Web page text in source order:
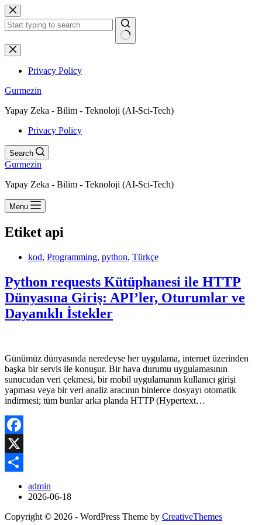
Skip
to
content
No
results
Privacy Policy
Gurmezin
Yapay Zeka - Bilim - Teknoloji (AI-Sci-Tech)
Privacy Policy
Search
Gurmezin
Yapay Zeka - Bilim - Teknoloji (AI-Sci-Tech)
Menu
Etiket api
kod, Programming, python, Türkçe
Python requests Kütüphanesi ile HTTP
Dünyasına Giriş: API’ler, Oturumlar ve
Dayanıklı İstekler
Günümüz dünyasında neredeyse her uygulama, internet üzerinden
başka bir servis ile konuşur. Bir hava durumu uygulamasının
sunucudan veri çekmesi, bir mobil uygulamanın kullanıcı girişi
yapması veya bir veri analiz aracının binlerce dosyayı otomatik
indirmesi; tüm bunlar arka planda HTTP (Hypertext…
Facebook
X
admin
2026-06-18
Copyright © 2026 - WordPress Theme by CreativeThemes